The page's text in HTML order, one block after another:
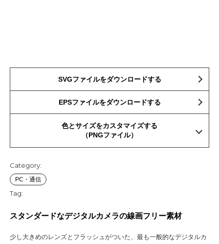
SVGファイルをダウンロードする
EPSファイルをダウンロードする
色とサイズをカスタマイズする
（PNGファイル）
Category:
PC・通信
Tag:
スタンダードなデジタルカメラの線画フリー素材
少し大きめのレンズとフラッシュがついた、最も一般的なデジタルカ